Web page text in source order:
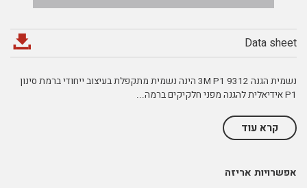
Data sheet
נשמית הגנה 9312 3M P1 הינה נשמית מתקפלת בעיצוב ייחודי ברמת סינון
P1 אידיאלית להגנה מפני חלקיקים ברמה
...
קרא עוד
אפשרויות אריזה